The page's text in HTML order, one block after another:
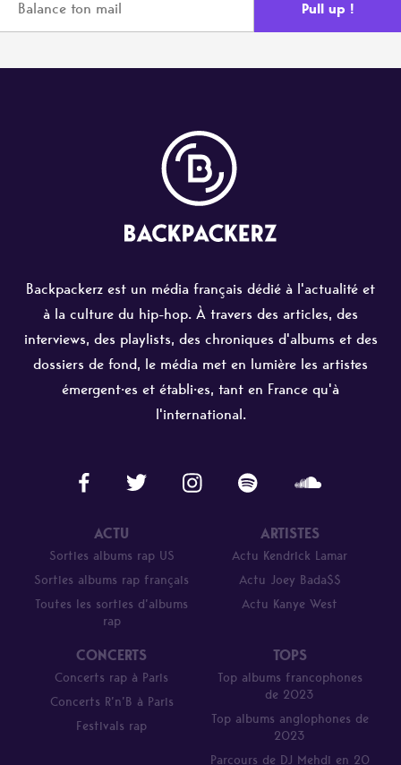
Backpackerz est un média français dédié à l'actualité et
à la culture du hip-hop. À travers des articles, des
interviews, des playlists, des chroniques d'albums et des
dossiers de fond, le média met en lumière les artistes
émergent·es et établi·es, tant en France qu'à
l'international.
ACTU
Sorties albums rap US
Sorties albums rap français
Toutes les sorties d’albums
rap
ARTISTES
Actu Kendrick Lamar
Actu Joey Bada$$
Actu Kanye West
CONCERTS
Concerts rap à Paris
Concerts R’n’B à Paris
Festivals rap
TOPS
Top albums francophones
de 2023
Top albums anglophones de
2023
Parcours de DJ Mehdi en 20